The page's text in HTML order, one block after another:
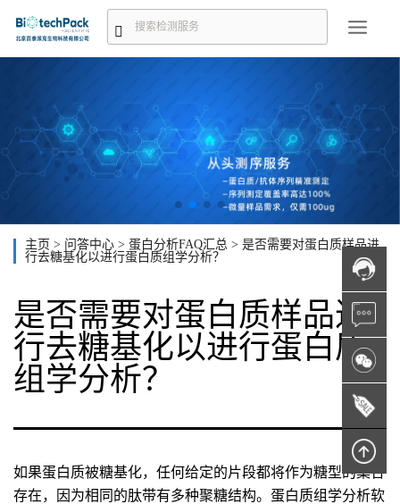
主页 > 问答中心 > 蛋白分析FAQ汇总 > 是否需要对蛋白质样品进
行去糖基化以进行蛋白质组学分析？
是否需要对蛋白质样品进
行去糖基化以进行蛋白质
组学分析？
如果蛋白质被糖基化，任何给定的片段都将作为糖型的集合
存在，因为相同的肽带有多种聚糖结构。蛋白质组学分析软